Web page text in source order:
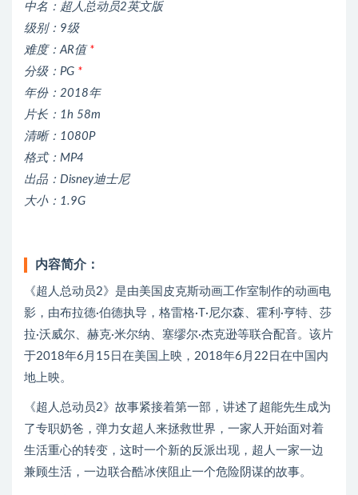
中名：超人总动员2英文版
级别：9级
难度：AR值 *
分级：PG *
年份：2018年
片长：1h 58m
清晰：1080P
格式：MP4
出品：Disney迪士尼
大小：1.9G
内容简介：
《超人总动员2》是由美国皮克斯动画工作室制作的动画电
影，由布拉德·伯德执导，格雷格·T·尼尔森、霍利·亨特、莎
拉·沃威尔、赫克·米尔纳、塞缪尔·杰克逊等联合配音。该片
于2018年6月15日在美国上映，2018年6月22日在中国内
地上映。
《超人总动员2》故事紧接着第一部，讲述了超能先生成为
了专职奶爸，弹力女超人来拯救世界，一家人开始面对着
生活重心的转变，这时一个新的反派出现，超人一家一边
兼顾生活，一边联合酷冰侠阻止一个危险阴谋的故事。